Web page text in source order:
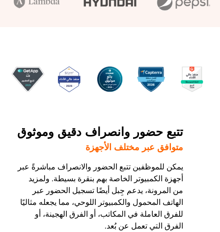
تتبع حضور وانصراف دقيق وموثوق
متوافق عبر مختلف الأجهزة
يمكن للموظفين تتبع الحضور والانصراف مباشرةً عبر
أجهزة الكمبيوتر الخاصة بهم بنقرة بسيطة. ولمزيد
من المرونة، يدعم جِبل أيضًا تسجيل الحضور عبر
الهاتف المحمول والكمبيوتر اللوحي، مما يجعله مثاليًا
للفرق العاملة في المكاتب، أو الفرق الهجينة، أو
الفرق التي تعمل عن بُعد.